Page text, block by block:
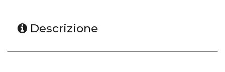
Descrizione